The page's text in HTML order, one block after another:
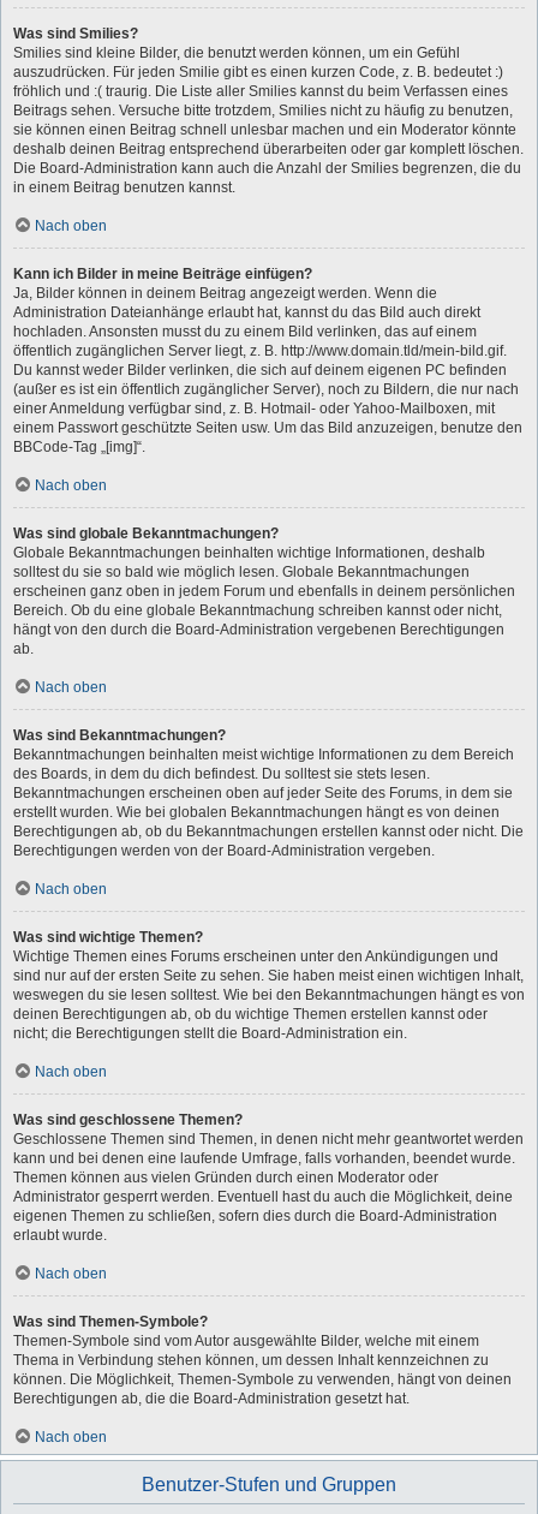
Was sind Smilies?
Smilies sind kleine Bilder, die benutzt werden können, um ein Gefühl
auszudrücken. Für jeden Smilie gibt es einen kurzen Code, z. B. bedeutet :)
fröhlich und :( traurig. Die Liste aller Smilies kannst du beim Verfassen eines
Beitrags sehen. Versuche bitte trotzdem, Smilies nicht zu häufig zu benutzen,
sie können einen Beitrag schnell unlesbar machen und ein Moderator könnte
deshalb deinen Beitrag entsprechend überarbeiten oder gar komplett löschen.
Die Board-Administration kann auch die Anzahl der Smilies begrenzen, die du
in einem Beitrag benutzen kannst.
Nach oben
Kann ich Bilder in meine Beiträge einfügen?
Ja, Bilder können in deinem Beitrag angezeigt werden. Wenn die
Administration Dateianhänge erlaubt hat, kannst du das Bild auch direkt
hochladen. Ansonsten musst du zu einem Bild verlinken, das auf einem
öffentlich zugänglichen Server liegt, z. B. http://www.domain.tld/mein-bild.gif.
Du kannst weder Bilder verlinken, die sich auf deinem eigenen PC befinden
(außer es ist ein öffentlich zugänglicher Server), noch zu Bildern, die nur nach
einer Anmeldung verfügbar sind, z. B. Hotmail- oder Yahoo-Mailboxen, mit
einem Passwort geschützte Seiten usw. Um das Bild anzuzeigen, benutze den
BBCode-Tag „[img]“.
Nach oben
Was sind globale Bekanntmachungen?
Globale Bekanntmachungen beinhalten wichtige Informationen, deshalb
solltest du sie so bald wie möglich lesen. Globale Bekanntmachungen
erscheinen ganz oben in jedem Forum und ebenfalls in deinem persönlichen
Bereich. Ob du eine globale Bekanntmachung schreiben kannst oder nicht,
hängt von den durch die Board-Administration vergebenen Berechtigungen
ab.
Nach oben
Was sind Bekanntmachungen?
Bekanntmachungen beinhalten meist wichtige Informationen zu dem Bereich
des Boards, in dem du dich befindest. Du solltest sie stets lesen.
Bekanntmachungen erscheinen oben auf jeder Seite des Forums, in dem sie
erstellt wurden. Wie bei globalen Bekanntmachungen hängt es von deinen
Berechtigungen ab, ob du Bekanntmachungen erstellen kannst oder nicht. Die
Berechtigungen werden von der Board-Administration vergeben.
Nach oben
Was sind wichtige Themen?
Wichtige Themen eines Forums erscheinen unter den Ankündigungen und
sind nur auf der ersten Seite zu sehen. Sie haben meist einen wichtigen Inhalt,
weswegen du sie lesen solltest. Wie bei den Bekanntmachungen hängt es von
deinen Berechtigungen ab, ob du wichtige Themen erstellen kannst oder
nicht; die Berechtigungen stellt die Board-Administration ein.
Nach oben
Was sind geschlossene Themen?
Geschlossene Themen sind Themen, in denen nicht mehr geantwortet werden
kann und bei denen eine laufende Umfrage, falls vorhanden, beendet wurde.
Themen können aus vielen Gründen durch einen Moderator oder
Administrator gesperrt werden. Eventuell hast du auch die Möglichkeit, deine
eigenen Themen zu schließen, sofern dies durch die Board-Administration
erlaubt wurde.
Nach oben
Was sind Themen-Symbole?
Themen-Symbole sind vom Autor ausgewählte Bilder, welche mit einem
Thema in Verbindung stehen können, um dessen Inhalt kennzeichnen zu
können. Die Möglichkeit, Themen-Symbole zu verwenden, hängt von deinen
Berechtigungen ab, die die Board-Administration gesetzt hat.
Nach oben
Benutzer-Stufen und Gruppen